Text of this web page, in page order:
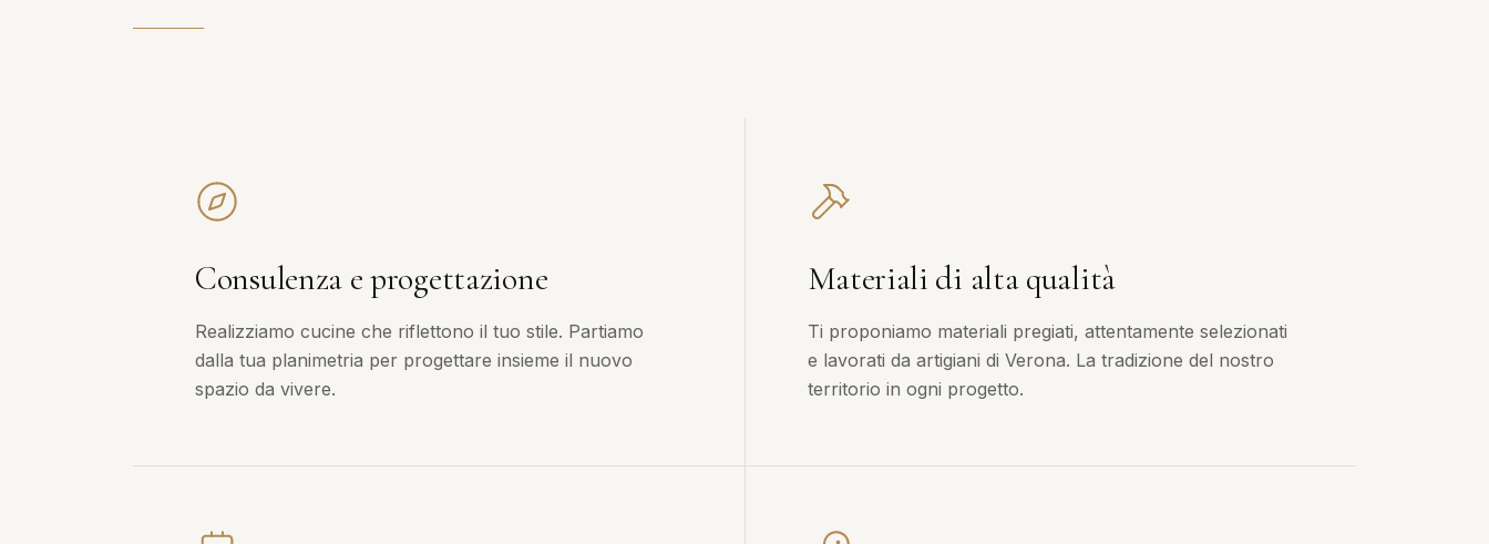
Consulenza e progettazione
Realizziamo cucine che riflettono il tuo stile. Partiamo
dalla tua planimetria per progettare insieme il nuovo
spazio da vivere.
Materiali di alta qualità
Ti proponiamo materiali pregiati, attentamente selezionati
e lavorati da artigiani di Verona. La tradizione del nostro
territorio in ogni progetto.